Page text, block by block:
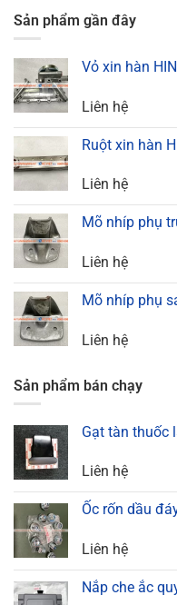
Sản phẩm gần đây
Vỏ xin hàn
Liên hệ
Ruột xin hàn
Liên hệ
Mõ nhíp phụ
Liên hệ
Mõ nhíp phụ
Liên hệ
Sản phẩm bán chạy
Gạt tàn thuốc
Liên hệ
Ốc rốn dầu
Liên hệ
Nắp che ắc